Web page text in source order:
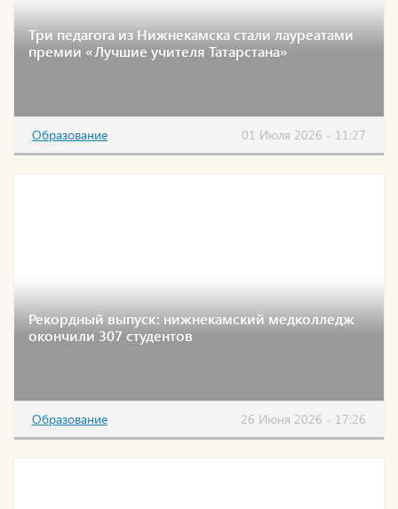
Три педагога из Нижнекамска стали лауреатами
премии «Лучшие учителя Татарстана»
Образование 01 Июля 2026 - 11:27
Рекордный выпуск: нижнекамский медколледж
окончили 307 студентов
Образование 26 Июня 2026 - 17:26